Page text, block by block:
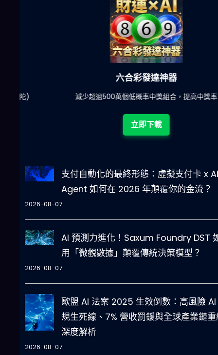
六合彩發達神器
減少超過500萬個低概率中獎組合，提高中獎率
立即下載
支付自動化的最終形態：虛擬支付卡 x AI
Agent 如何在 2026 年顛覆你的金流？
2026-08-07
AI 預測力進化！Saxum Foundry DST
用「微觀數據」顛覆傳統決策模型？
2026-08-07
歐盟 AI 法案 2025 生效倒數：高風險
規生死線、7% 營收罰鍰與全球產業鏈
深度解析
2026-08-07